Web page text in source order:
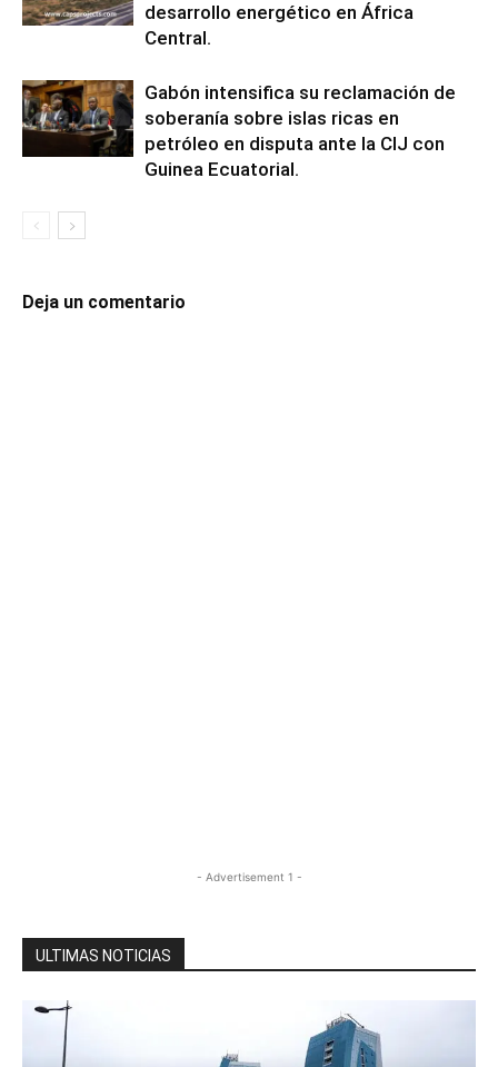
desarrollo energético en África
Central.
Gabón intensifica su reclamación de
soberanía sobre islas ricas en
petróleo en disputa ante la CIJ con
Guinea Ecuatorial.
Deja un comentario
- Advertisement 1 -
ULTIMAS NOTICIAS